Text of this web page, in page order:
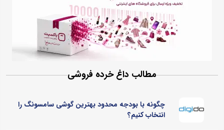
مطالب داغ خرده فروشی
چگونه با بودجه محدود بهترین گوشی سامسونگ را
انتخاب کنیم؟